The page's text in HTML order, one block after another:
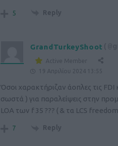
5 Reply
GrandTurkeyShoot
Active Member
19 Απριλίου 2024 13:55
Όσοι χαρακτήριζαν άοπλες τις
σωστά ) για παραλείψεις στην
LOA των f 35 ??? ( & τα LCS
7 Reply